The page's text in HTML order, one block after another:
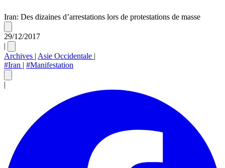
Iran: Des dizaines d’arrestations lors de protestations de masse
29/12/2017
|
Archives | Asie Occidentale |
#Iran | #Manifestation
|